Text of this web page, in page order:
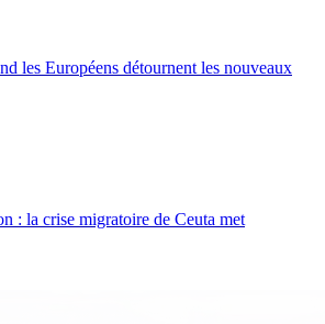
les Européens détournent les nouveaux
: la crise migratoire de Ceuta met